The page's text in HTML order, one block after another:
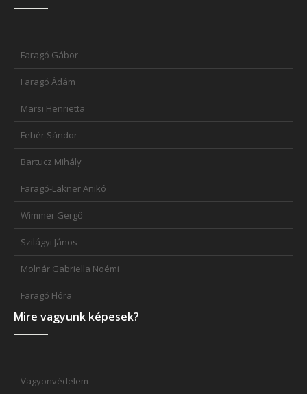
Faragó Gábor
Faragó Ádám
Marsi Henrietta
Fehér Sándor
Bartucz Mihály
Faragó-Lakner Anikó
Wimmer Gergő
Szilágyi János
Molnár Gabriella Noémi
Faragó Flóra
Mire vagyunk képesek?
Vagyonvédelem